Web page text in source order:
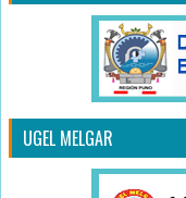
UGEL MELGAR